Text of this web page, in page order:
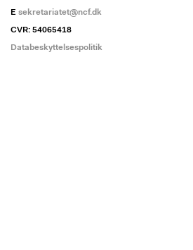
E sekretariatet@ncf.dk
CVR: 54065418
Databeskyttelsespolitik